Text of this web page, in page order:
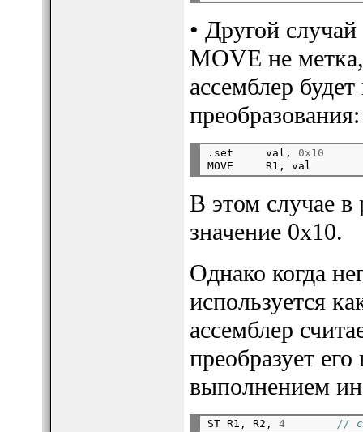
• Другой
MOVE не
ассемблер
преобразования:
.set     val, 0x10
В этом случае в
значение 0x10.
Однако когда
используется
ассемблер
преобразует
выполнением
ST R1, R2, 4 //